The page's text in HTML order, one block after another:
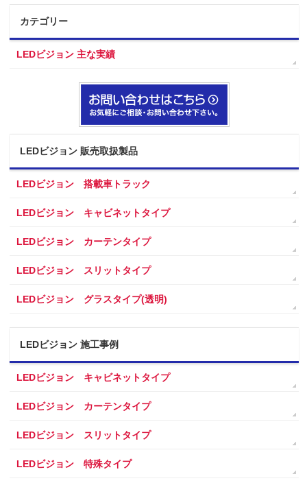
カテゴリー
LEDビジョン 主な実績
LEDビジョン 販売取扱製品
LEDビジョン 搭載車トラック
LEDビジョン キャビネットタイプ
LEDビジョン カーテンタイプ
LEDビジョン スリットタイプ
LEDビジョン グラスタイプ(透明)
LEDビジョン 施工事例
LEDビジョン キャビネットタイプ
LEDビジョン カーテンタイプ
LEDビジョン スリットタイプ
LEDビジョン 特殊タイプ